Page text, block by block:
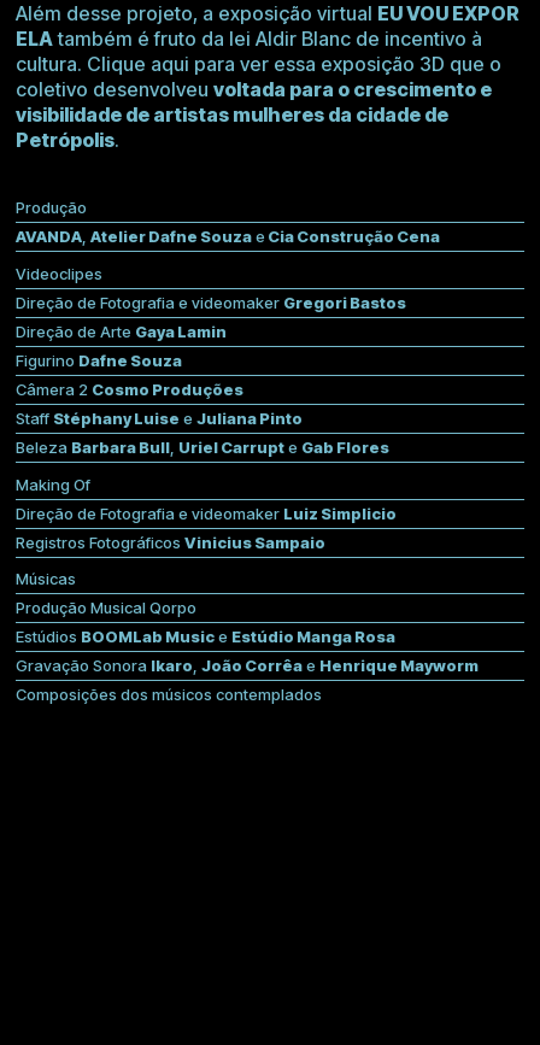
Além desse projeto, a exposição virtual EU VOU EXPOR
ELAtambém é fruto da leiAldir Blanc de incentivo à
cultura. Clique aqui para ver essa exposição 3D que o
coletivo desenvolveuvoltada para o crescimento e
visibilidade de artistas mulheres da cidade de
Petrópolis.
Produção
AVANDA ,Atelier Dafne Souzae Cia Construção Cena
Videoclipes
Direção de Fotografia e videomaker Gregori Bastos
Direção de Arte Gaya Lamin
Figurino Dafne Souza
Câmera 2 Cosmo Produções
Staff Stéphany Luise eJuliana Pinto
Beleza Barbara Bull Uriel Carrupte Gab Flores
Making Of
Direção de Fotografia e videomaker Luiz Simplicio
Registros FotográficosVinicius Sampaio
Músicas
Produção Musical Qorpo
Estúdios BOOMLab Musice Estúdio Manga Rosa
Gravação Sonora Ikaro,João Corrêae Henrique Mayworm
Composições dos músicos contemplados